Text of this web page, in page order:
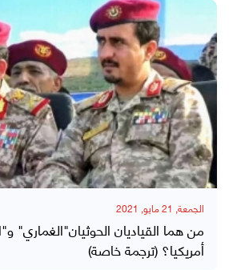
الجمعة, 21 مايو, 2021
من هما القياديان الحوثيان"الغماري"
أمريكيا؟ (ترجمة خاصة)